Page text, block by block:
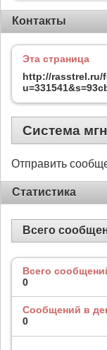
Контакты
Эта страница
http://rasstrel.ru/
Система
Отправить
Статистика
Всего
Всего
0
Сообщений в
0